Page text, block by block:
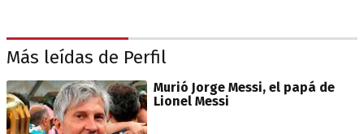
Más leídas de Perfil
Murió Jorge Messi, el papá de
Lionel Messi